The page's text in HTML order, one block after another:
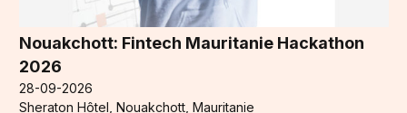
Nouakchott: Fintech Mauritanie Hackathon
2026
28-09-2026
Sheraton Hôtel, Nouakchott, Mauritanie